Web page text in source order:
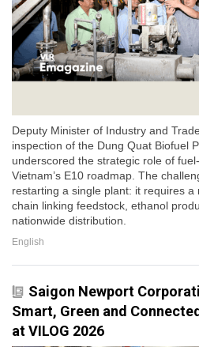
Deputy Minister of Industry and
inspection of the Dung Quat Biofuel
underscored the strategic role of
Vietnam’s E10 roadmap. The
restarting a single plant: it requires
chain linking feedstock, ethanol
nationwide distribution.
English
Saigon Newport
Smart, Green and
at VILOG 2026